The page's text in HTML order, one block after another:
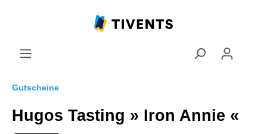
Gutscheine
Hugos Tasting » Iron Annie «